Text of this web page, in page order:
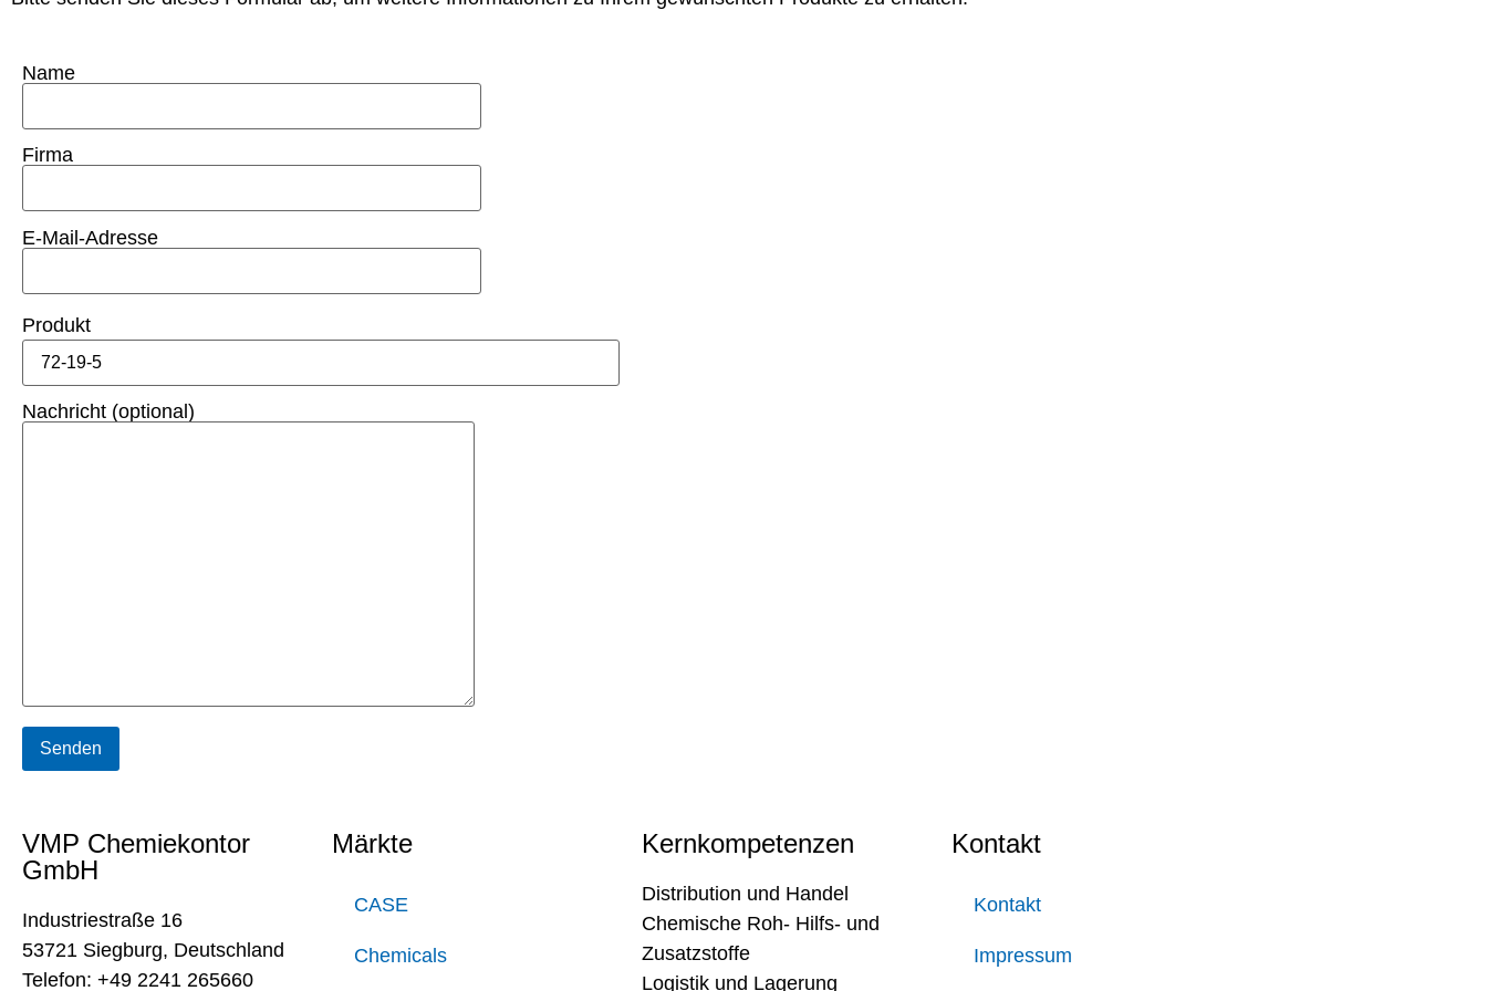
Name
Firma
E-Mail-Adresse
Produkt
Nachricht (optional)
VMP Chemiekontor
GmbH
Industriestraße 16
53721 Siegburg, Deutschland
Telefon: +49 2241 265660
Märkte
CASE
Chemicals
Kernkompetenzen
Distribution und Handel
Chemische Roh- Hilfs- und
Zusatzstoffe
Logistik und Lagerung
Kontakt
Kontakt
Impressum